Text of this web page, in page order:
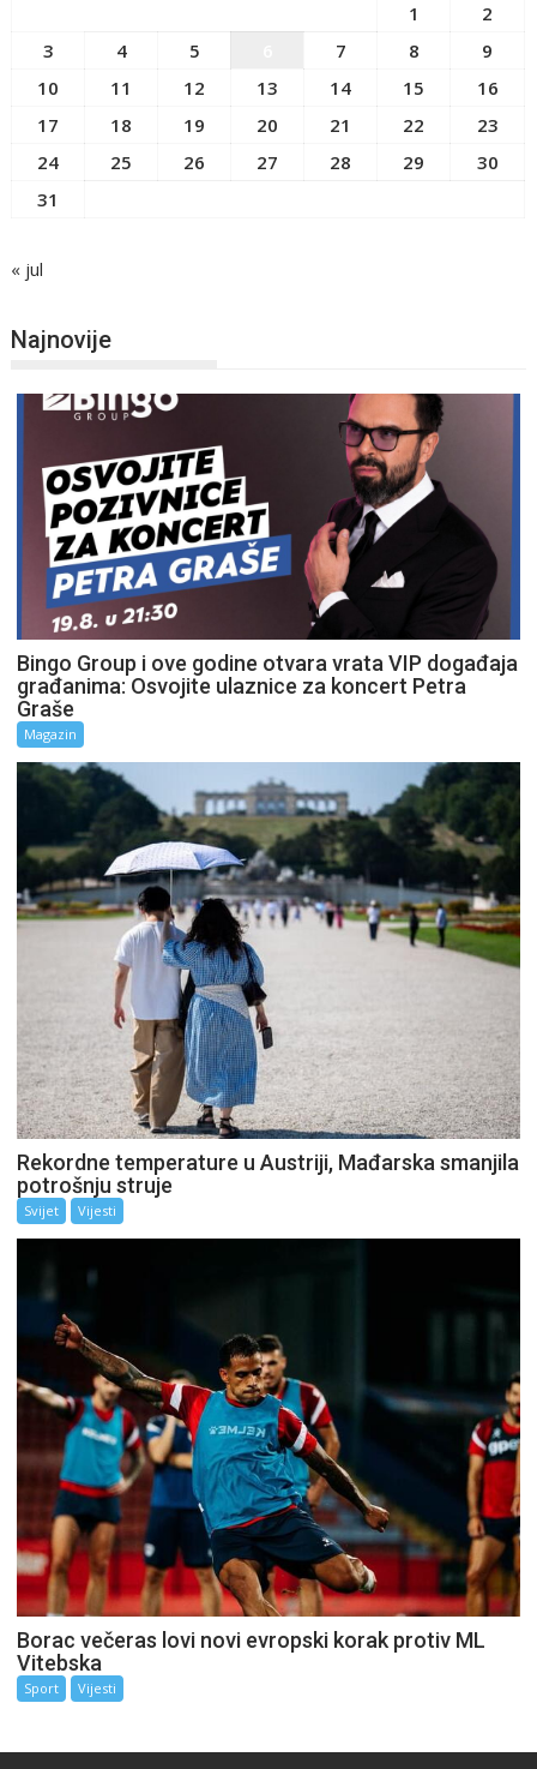
1
2
3
4 5 7 8
9
10
11 12 13 14 15
16
17
18 19 20 21 22
23
24
25 26 27 28 29
30
31
« jul
Najnovije
Bingo Group i ove godine otvara vrata VIP događaja
građanima: Osvojite ulaznice za koncert Petra
Graše
Magazin
Rekordne temperature u Austriji, Mađarska smanjila
potrošnju struje
Svijet Vijesti
Borac večeras lovi novi evropski korak protiv ML
Vitebska
Sport Vijesti